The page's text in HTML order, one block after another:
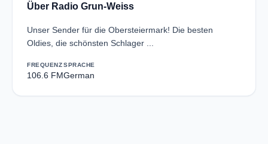
Über Radio Grun-Weiss
Unser Sender für die Obersteiermark! Die besten
Oldies, die schönsten Schlager ...
FREQUENZ
106.6 FM
SPRACHE
German